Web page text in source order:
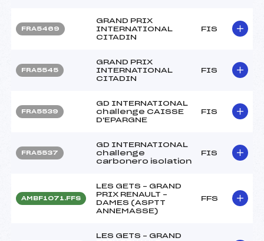
FRA5469
GRAND PRIX
INTERNATIONAL
CITADIN
FIS
FRA5545
GRAND PRIX
INTERNATIONAL
CITADIN
FIS
FRA5539
GD INTERNATIONAL
challenge CAISSE
D'EPARGNE
FIS
FRA5537
GD INTERNATIONAL
challenge
carbonero isolation
FIS
AMBF1071.FFS
LES GETS – GRAND
PRIX RENAULT –
DAMES (ASPTT
ANNEMASSE)
FFS
LES GETS – GRAND